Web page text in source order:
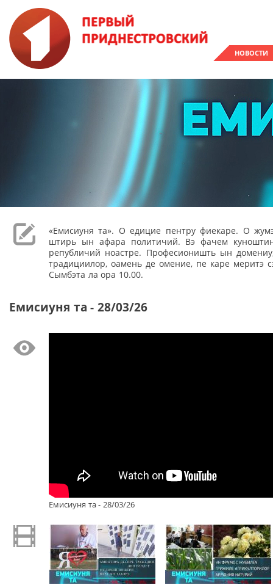
НОВОСТИ
«Емисиуня та». О едицие пентру фиекаре. О
штирь ын афара политичий. Вэ фачем
републичий ноастре. Професионишть ын
традициилор, оамень де омение, пе каре меритэ
Сымбэта ла ора 10.00.
Емисиуня та - 28/03/26
Емисиуня та - 28/03/26